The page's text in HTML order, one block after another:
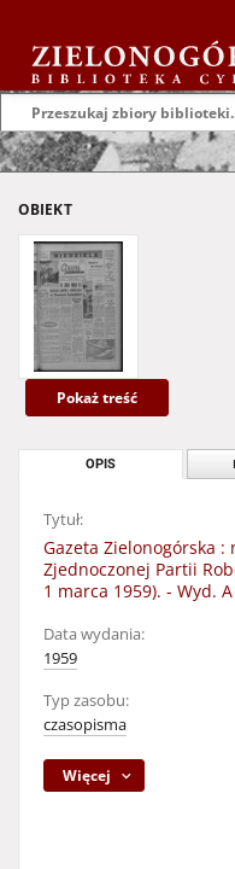
OBIEKT
Pokaż treść
OPIS
Tytuł:
Gazeta Zielonogórska :
Zjednoczonej Partii
1 marca 1959). - Wyd. A
Data wydania:
1959
Typ zasobu:
czasopisma
Więcej